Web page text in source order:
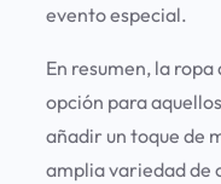
evento especial.
En resumen, la
opción para
añadir un toque de
amplia variedad de